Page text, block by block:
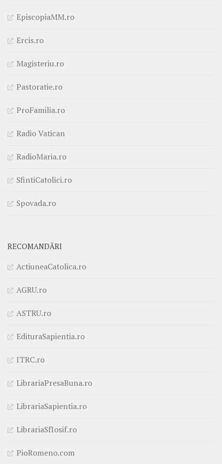
EpiscopiaMM.ro
Ercis.ro
Magisteriu.ro
Pastoratie.ro
ProFamilia.ro
Radio Vatican
RadioMaria.ro
SfintiCatolici.ro
Spovada.ro
RECOMANDĂRI
ActiuneaCatolica.ro
AGRU.ro
ASTRU.ro
EdituraSapientia.ro
ITRC.ro
LibrariaPresaBuna.ro
LibrariaSapientia.ro
LibrariaSfIosif.ro
PioRomeno.com